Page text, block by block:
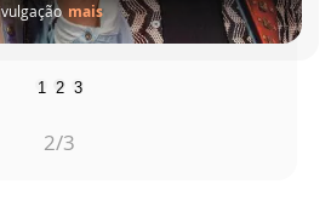
1 2 3
3/3